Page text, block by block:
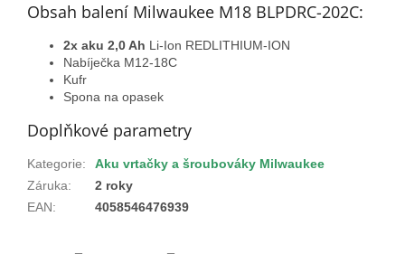
Obsah balení Milwaukee M18 BLPDRC-202C:
2x aku 2,0 Ah Li-Ion REDLITHIUM-ION
Nabíječka M12-18C
Kufr
Spona na opasek
Doplňkové parametry
Kategorie:
Aku vrtačky a šroubováky Milwaukee
Záruka:
2 roky
EAN: 4058546476939